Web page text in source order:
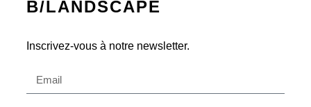
B/LANDSCAPE
Inscrivez-vous à notre newsletter.